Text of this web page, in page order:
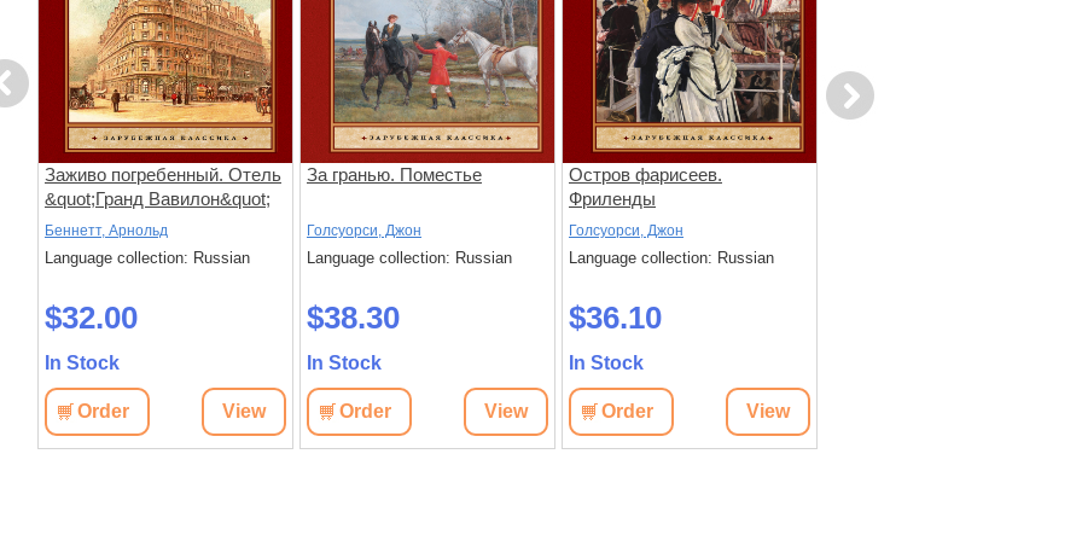
Заживо погребенный. Отель
&quot;Гранд Вавилон&quot;
Беннетт, Арнольд
Language collection: Russian
$32.00
In Stock
Order View
За гранью. Поместье
Голсуорси, Джон
Language collection: Russian
$38.30
In Stock
Order View
Остров фарисеев.
Фриленды
Голсуорси, Джон
Language collection: Russian
$36.10
In Stock
Order View
Next